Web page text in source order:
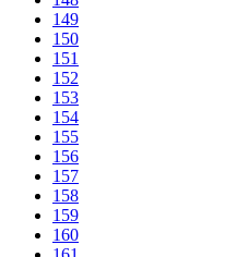
149
150
151
152
153
154
155
156
157
158
159
160